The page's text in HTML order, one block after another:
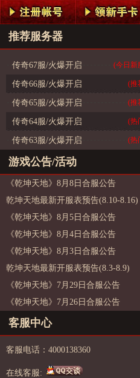
推荐服务器
传奇67服/火爆开启 (今日新
传奇66服/火爆开启 (推
传奇65服/火爆开启 (推
传奇64服/火爆开启 (热
传奇63服/火爆开启 (热
游戏公告/活动
《乾坤天地》8月8日合服公告
乾坤天地最新开服表预告(8.10-8.16)
《乾坤天地》8月5日合服公告
《乾坤天地》8月4日合服公告
《乾坤天地》8月3日合服公告
乾坤天地最新开服表预告(8.3-8.9)
《乾坤天地》7月29日合服公告
《乾坤天地》7月26日合服公告
客服中心
客服电话：4000138360
在线客服: